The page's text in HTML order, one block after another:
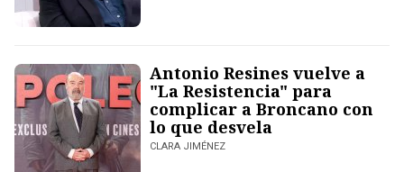
Antonio Resines vuelve a
"La Resistencia" para
complicar a Broncano con
lo que desvela
CLARA JIMÉNEZ